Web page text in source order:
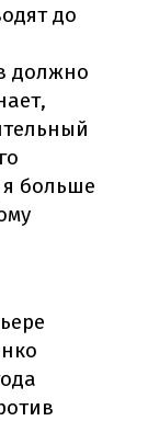
до
должно
я больше